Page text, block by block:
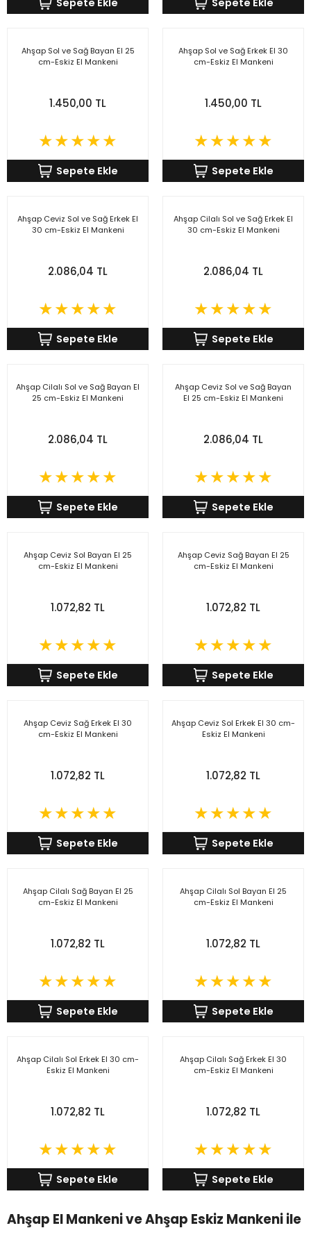
Sepete Ekle Sepete Ekle
Ahşap Sol ve Sağ Bayan El 25
cm-Eskiz El Mankeni
1.450,00 TL
Sepete Ekle
Ahşap Sol ve Sağ Erkek El 30
cm-Eskiz El Mankeni
1.450,00 TL
Sepete Ekle
Ahşap Ceviz Sol ve Sağ Erkek El
30 cm-Eskiz El Mankeni
2.086,04 TL
Sepete Ekle
Ahşap Cilalı Sol ve Sağ Erkek El
30 cm-Eskiz El Mankeni
2.086,04 TL
Sepete Ekle
Ahşap Cilalı Sol ve Sağ Bayan El
25 cm-Eskiz El Mankeni
2.086,04 TL
Sepete Ekle
Ahşap Ceviz Sol ve Sağ Bayan
El 25 cm-Eskiz El Mankeni
2.086,04 TL
Sepete Ekle
Ahşap Ceviz Sol Bayan El 25
cm-Eskiz El Mankeni
1.072,82 TL
Sepete Ekle
Ahşap Ceviz Sağ Bayan El 25
cm-Eskiz El Mankeni
1.072,82 TL
Sepete Ekle
Ahşap Ceviz Sağ Erkek El 30
cm-Eskiz El Mankeni
1.072,82 TL
Sepete Ekle
Ahşap Ceviz Sol Erkek El 30 cm-
Eskiz El Mankeni
1.072,82 TL
Sepete Ekle
Ahşap Cilalı Sağ Bayan El 25
cm-Eskiz El Mankeni
1.072,82 TL
Sepete Ekle
Ahşap Cilalı Sol Bayan El 25
cm-Eskiz El Mankeni
1.072,82 TL
Sepete Ekle
Ahşap Cilalı Sol Erkek El 30 cm-
Eskiz El Mankeni
1.072,82 TL
Sepete Ekle
Ahşap Cilalı Sağ Erkek El 30
cm-Eskiz El Mankeni
1.072,82 TL
Sepete Ekle
Ahşap El Mankeni ve Ahşap Eskiz Mankeni ile